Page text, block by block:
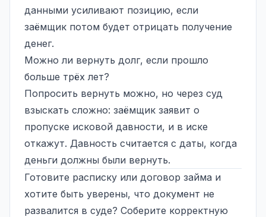
данными усиливают позицию, если
заёмщик потом будет отрицать получение
денег.
Можно ли вернуть долг, если прошло
больше трёх лет?
Попросить вернуть можно, но через суд
взыскать сложно: заёмщик заявит о
пропуске исковой давности, и в иске
откажут. Давность считается с даты, когда
деньги должны были вернуть.
Готовите расписку или договор займа и
хотите быть уверены, что документ не
развалится в суде? Соберите корректную